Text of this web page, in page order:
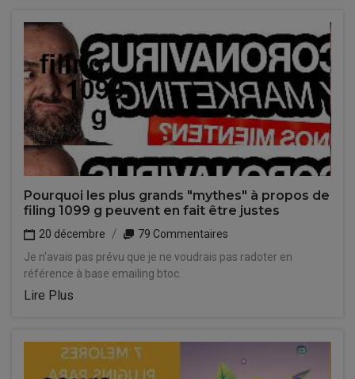
Pourquoi les plus grands "mythes" à propos de
filing 1099 g peuvent en fait être justes
20 décembre
79 Commentaires
Je n'avais pas prévu que je ne voudrais pas radoter en
référence à base emailing btoc.
Lire Plus